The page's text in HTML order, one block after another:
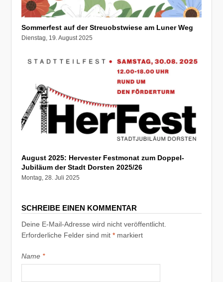
Sommerfest auf der Streuobstwiese am Luner Weg
Dienstag, 19. August 2025
August 2025: Hervester Festmonat zum Doppel-
Jubiläum der Stadt Dorsten 2025/26
Montag, 28. Juli 2025
SCHREIBE EINEN KOMMENTAR
Deine E-Mail-Adresse wird nicht veröffentlicht.
Erforderliche Felder sind mit* markiert
Name *